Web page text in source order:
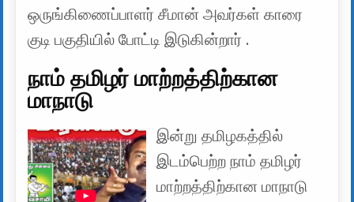
ஒருங்கிணைப்பாளர் சீமான் அவர்கள் காரை
குடி பகுதியில் போட்டி இடுகின்றார் .
நாம் தமிழர் மாற்றத்திற்கான
மாநாடு
இன்று தமிழகத்தில்
இடம்பெற்ற நாம் தமிழர்
மாற்றத்திற்கான மாநாடு